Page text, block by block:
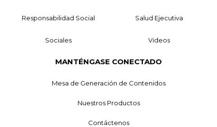
Responsabilidad Social Salud Ejecutiva
Sociales Videos
MANTÉNGASE CONECTADO
Mesa de Generación de Contenidos
Nuestros Productos
Contáctenos